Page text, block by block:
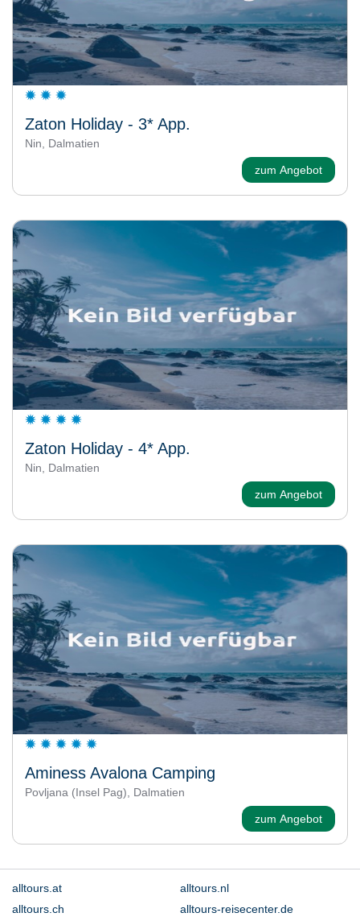
Zaton Holiday - 3* App.
Nin, Dalmatien
zum Angebot
Zaton Holiday - 4* App.
Nin, Dalmatien
zum Angebot
Aminess Avalona Camping
Povljana (Insel Pag), Dalmatien
zum Angebot
alltours.at
alltours.nl
alltours.ch
alltours-reisecenter.de